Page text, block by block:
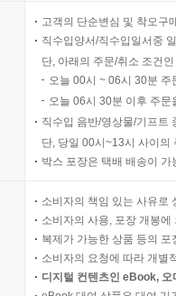
고객의 단순변심 및 착오구
직수입양서/직수입일서중
단, 아래의 주문/취소 조건
오늘 00시 ~ 06시 30분
오늘 06시 30분 이후 주
직수입 음반/영상물/기프트
단, 당일 00시~13시 사이의
박스 포장은 택배 배송이
소비자의 책임 있는 사유로
소비자의 사용, 포장 개봉
복제가 가능한 상품 등의
소비자의 요청에 따라 개별
디지털 컨텐츠인 eBook,